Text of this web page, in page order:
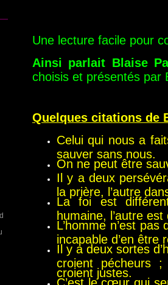
Une lecture facile pour
Ainsi parlait Blaise
choisis et présentés
Quelques citations de
Celui qui nous a
sauver sans nous.
On ne peut être
Il y a deux
la prière, l’autre
La foi est
humaine, l’autre est
L’homme n’est
incapable d’en être
Il y a deux sortes
croient pécheurs
croient justes.